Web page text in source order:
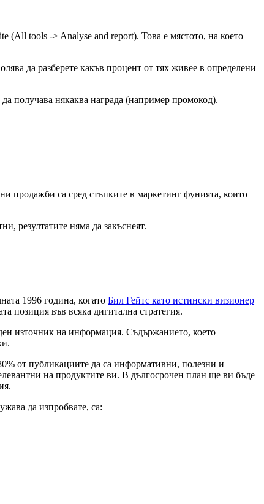
(All tools -> Analyse and report). Това е мястото, на което
да разберете какъв процент от тях живее в определени
получава някаква награда (например промокод).
продажби са сред стъпките в маркетинг фунията, които
резултатите няма да закъснеят.
1996 година, когато Бил Гейтс като истински визионер
позиция във всяка дигитална стратегия.
източник на информация. Съдържанието, което
от публикациите да са информативни, полезни и
на продуктите ви. В дългосрочен план ще ви бъде
да изпробвате, са: